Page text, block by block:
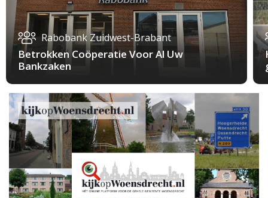
Rabobank Zuidwest-Brabant
Betrokken Coöperatie Voor Al Uw
Bankzaken